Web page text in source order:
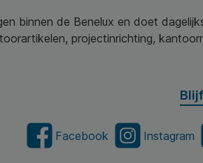
binnen de Benelux en doet
projectinrichting,
Facebook Instagram